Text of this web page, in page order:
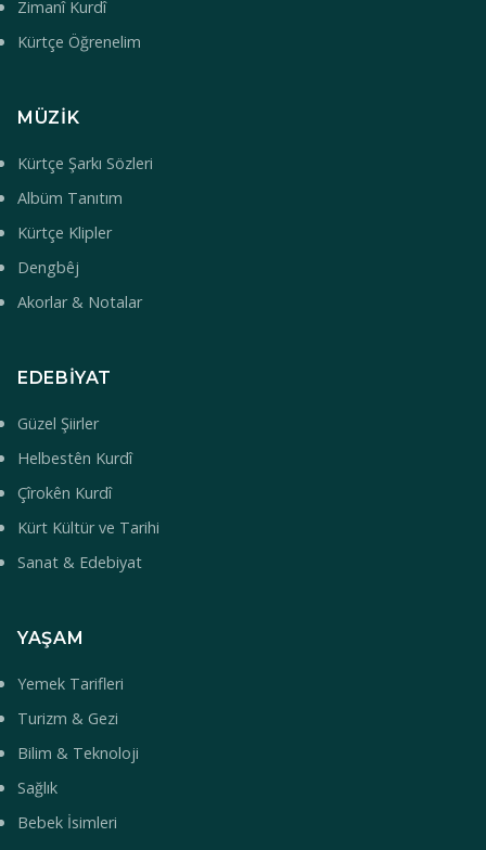
Zimanî Kurdî
Kürtçe Öğrenelim
MÜZIK
Kürtçe Şarkı Sözleri
Albüm Tanıtım
Kürtçe Klipler
Dengbêj
Akorlar & Notalar
EDEBIYAT
Güzel Şiirler
Helbestên Kurdî
Çîrokên Kurdî
Kürt Kültür ve Tarihi
Sanat & Edebiyat
YAŞAM
Yemek Tarifleri
Turizm & Gezi
Bilim & Teknoloji
Sağlık
Bebek İsimleri